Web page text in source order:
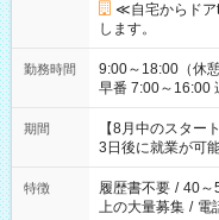
≪自宅からドア
します。
勤務時間
9:00～18:00（休憩60分） ■ご希望があれば
早番 7:00～16:00 遅
と休みを合わせた
「できれば残業
ね。 ※Wワーク希望の方へ 今ご覧のお仕事で希望する勤務時間
と、もう1つのお
合は応募できませ
期間
【8月中のスタ
3日後に就業が可
特徴 履歴書不要 / 40～
上の大量募集 / 電